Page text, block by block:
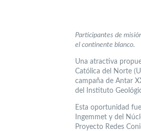
Participantes de
el continente blanco.
Una atractiva
Católica del Norte
campaña de Antar
del Instituto
Esta oportunidad
Ingemmet y del
Proyecto Redes